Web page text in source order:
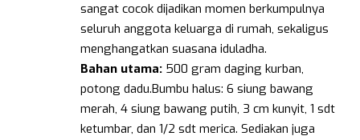
sangat cocok dijadikan momen berkumpulnya
seluruh anggota keluarga di rumah, sekaligus
menghangatkan suasana iduladha.
Bahan utama: 500 gram daging kurban,
potong dadu.Bumbu halus: 6 siung bawang
merah, 4 siung bawang putih, 3 cm kunyit, 1 sdt
ketumbar, dan 1/2 sdt merica. Sediakan juga